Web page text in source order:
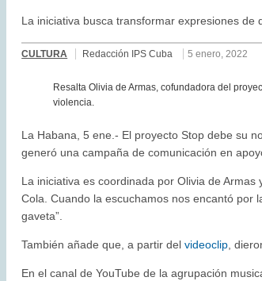
La iniciativa busca transformar expresiones de
CULTURA Redacción IPS Cuba 5 enero, 2022
Resalta Olivia de Armas, cofundadora del
violencia.
La Habana, 5 ene.- El proyecto Stop debe su
generó una campaña de comunicación en
La iniciativa es coordinada por Olivia de
Cola. Cuando la escuchamos nos encantó por
gaveta”.
También añade que, a partir delvideoclip ,
En el canal de YouTube de la agrupación